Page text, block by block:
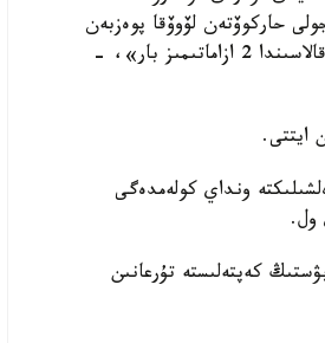
حاركوۆتەن لۆوۆقا پوەزبەن
جەتكىزۋ. ءبىز ەكىنشى جولدى تاڭدادىق، قازىر ستۋدەنتتەر ۆوكزالدا. جانە سۋمى قالاسىندا 2 ازاماتىمىز بار»، -
ايتتى.
سۇرايدى. بىزدە ەلشىلىكتە ونداي كولەمدەگى
ول.
كالەتايەۆ ۋكراينا شەكاراسىندا قازاقستاندىقتار مىنگەن 4 اۆتوبۋستىڭ كەپتەلىستە تۇرعانىن